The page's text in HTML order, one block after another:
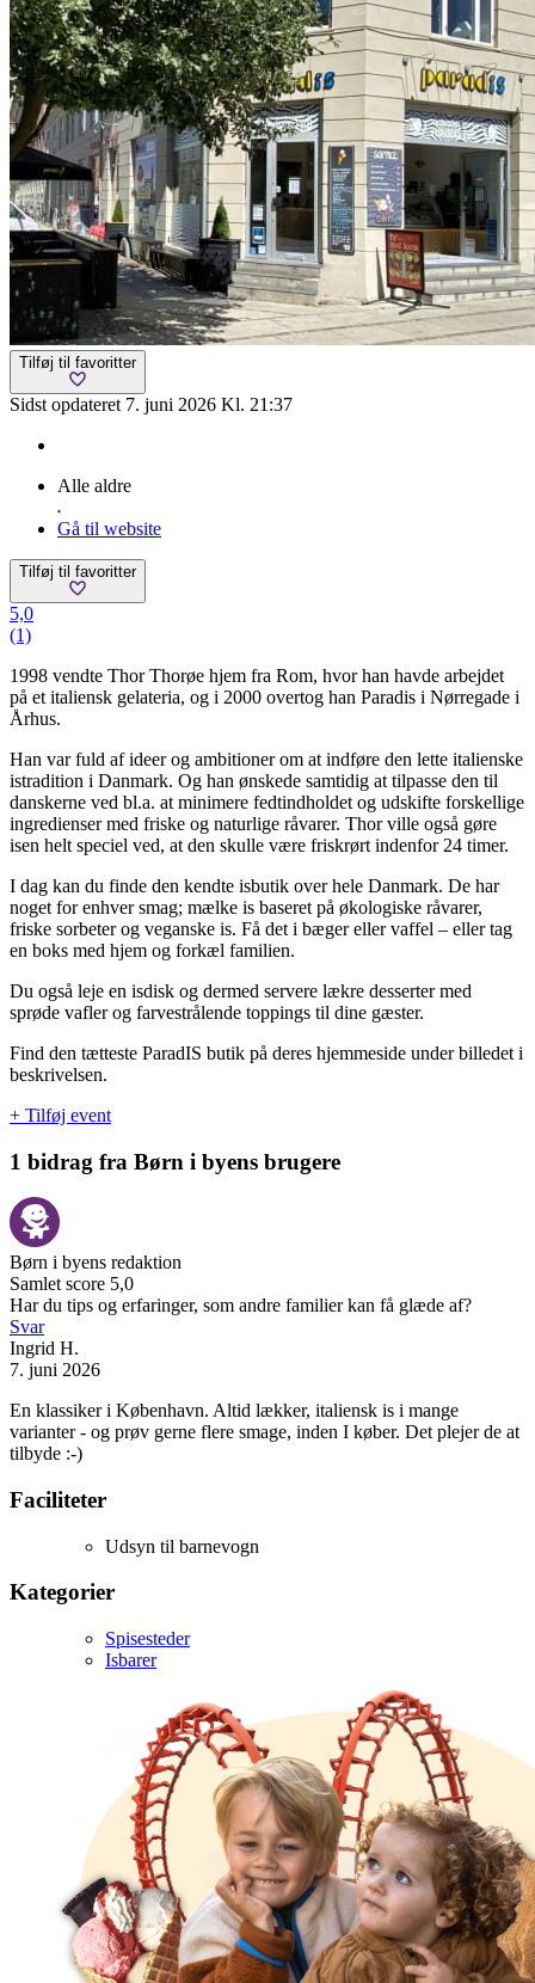
Tilføj til favoritter
Sidst opdateret 7. juni 2026 Kl. 21:37
Alle aldre
Gå til website
Tilføj til favoritter
5,0
(1)
1998 vendte Thor Thorøe hjem fra Rom, hvor han havde arbejdet
på et italiensk gelateria, og i 2000 overtog han Paradis i Nørregade i
Århus.
Han var fuld af ideer og ambitioner om at indføre den lette italienske
istradition i Danmark. Og han ønskede samtidig at tilpasse den til
danskerne ved bl.a. at minimere fedtindholdet og udskifte forskellige
ingredienser med friske og naturlige råvarer. Thor ville også gøre
isen helt speciel ved, at den skulle være friskrørt indenfor 24 timer.
I dag kan du finde den kendte isbutik over hele Danmark. De har
noget for enhver smag; mælke is baseret på økologiske råvarer,
friske sorbeter og veganske is. Få det i bæger eller vaffel – eller tag
en boks med hjem og forkæl familien.
Du også leje en isdisk og dermed servere lækre desserter med
sprøde vafler og farvestrålende toppings til dine gæster.
Find den tætteste ParadIS butik på deres hjemmeside under billedet i
beskrivelsen.
+ Tilføj event
1 bidrag fra Børn i byens brugere
Børn i byens redaktion
Samlet score 5,0
Har du tips og erfaringer, som andre familier kan få glæde af?
Svar
Ingrid H.
7. juni 2026
En klassiker i København. Altid lækker, italiensk is i mange
varianter - og prøv gerne flere smage, inden I køber. Det plejer de at
tilbyde :-)
Faciliteter
Udsyn til barnevogn
Kategorier
Spisesteder
Isbarer